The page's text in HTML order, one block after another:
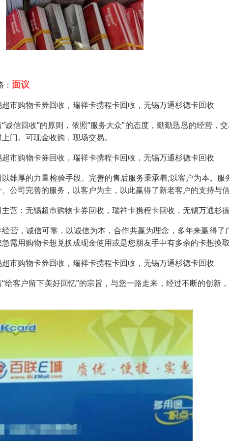
面议
市购物卡券回收，瑞祥卡携程卡回收，无锡万通杉德卡回收
诚信回收”的原则，依照“服务大众”的态度，勤勤恳恳的经营
门。可现金收购，现场交易。
市购物卡券回收，瑞祥卡携程卡回收，无锡万通杉德卡回收
雄厚的力量检验手段、完善的售后服务秉承着;以客户为本。
公司完善的服务，以客户为主，以此赢得了新老客户的支持与信
营：无锡超市购物卡券回收，瑞祥卡携程卡回收，无锡万通杉
经营，诚信可靠，以诚信为本，合作共赢为理念，多年来赢得
需用购物卡想兑换成现金使用或是您朋友手中有多余的卡想换
市购物卡券回收，瑞祥卡携程卡回收，无锡万通杉德卡回收
给客户留下美好回忆”的宗旨，与您一路走来，经过不断的创